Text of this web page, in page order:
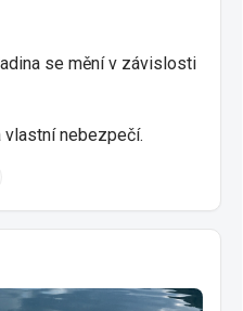
se mění v závislosti
vlastní nebezpečí.